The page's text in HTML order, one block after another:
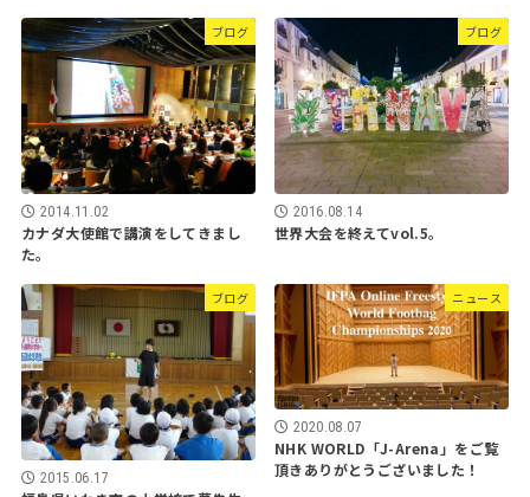
ブログ
2014.11.02
カナダ大使館で講演をしてきまし
た。
ブログ
2016.08.14
世界大会を終えてvol.5。
ブログ
2015.06.17
ニュース
2020.08.07
NHK WORLD「J-Arena」をご覧
頂きありがとうございました！